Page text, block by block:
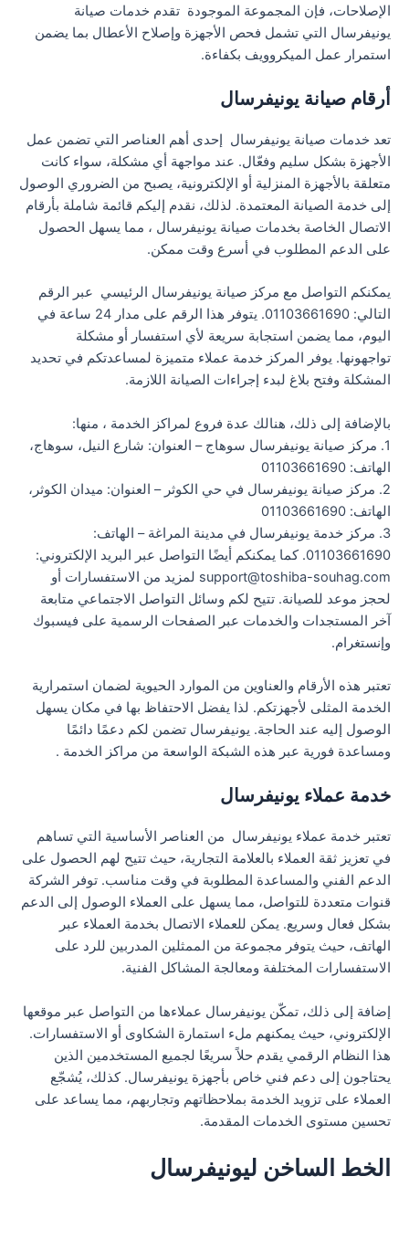
الإصلاحات، فإن المجموعة الموجودة تقدم خدمات صيانة
يونيفرسال التي تشمل فحص الأجهزة وإصلاح الأعطال بما يضمن
استمرار عمل الميكروويف بكفاءة.
أرقام صيانة يونيفرسال
تعد خدمات صيانة يونيفرسال إحدى أهم العناصر التي تضمن عمل
الأجهزة بشكل سليم وفعّال. عند مواجهة أي مشكلة، سواء كانت
متعلقة بالأجهزة المنزلية أو الإلكترونية، يصبح من الضروري الوصول
إلى خدمة الصيانة المعتمدة. لذلك، نقدم إليكم قائمة شاملة بأرقام
الاتصال الخاصة بخدمات صيانة يونيفرسال ، مما يسهل الحصول
على الدعم المطلوب في أسرع وقت ممكن.
يمكنكم التواصل مع مركز صيانة يونيفرسال الرئيسي عبر الرقم
التالي: 01103661690. يتوفر هذا الرقم على مدار 24 ساعة في
اليوم، مما يضمن استجابة سريعة لأي استفسار أو مشكلة
تواجهونها. يوفر المركز خدمة عملاء متميزة لمساعدتكم في تحديد
المشكلة وفتح بلاغ لبدء إجراءات الصيانة اللازمة.
بالإضافة إلى ذلك، هنالك عدة فروع لمراكز الخدمة ، منها:
1. مركز صيانة يونيفرسال سوهاج – العنوان: شارع النيل، سوهاج،
الهاتف: 01103661690
2. مركز صيانة يونيفرسال في حي الكوثر – العنوان: ميدان الكوثر،
الهاتف: 01103661690
3. مركز خدمة يونيفرسال في مدينة المراغة – الهاتف:
01103661690. كما يمكنكم أيضًا التواصل عبر البريد الإلكتروني:
support@toshiba-souhag.com لمزيد من الاستفسارات أو
لحجز موعد للصيانة. تتيح لكم وسائل التواصل الاجتماعي متابعة
آخر المستجدات والخدمات عبر الصفحات الرسمية على فيسبوك
وإنستغرام.
تعتبر هذه الأرقام والعناوين من الموارد الحيوية لضمان استمرارية
الخدمة المثلى لأجهزتكم. لذا يفضل الاحتفاظ بها في مكان يسهل
الوصول إليه عند الحاجة. يونيفرسال تضمن لكم دعمًا دائمًا
ومساعدة فورية عبر هذه الشبكة الواسعة من مراكز الخدمة .
خدمة عملاء يونيفرسال
تعتبر خدمة عملاء يونيفرسال من العناصر الأساسية التي تساهم
في تعزيز ثقة العملاء بالعلامة التجارية، حيث تتيح لهم الحصول على
الدعم الفني والمساعدة المطلوبة في وقت مناسب. توفر الشركة
قنوات متعددة للتواصل، مما يسهل على العملاء الوصول إلى الدعم
بشكل فعال وسريع. يمكن للعملاء الاتصال بخدمة العملاء عبر
الهاتف، حيث يتوفر مجموعة من الممثلين المدربين للرد على
الاستفسارات المختلفة ومعالجة المشاكل الفنية.
إضافة إلى ذلك، تمكّن يونيفرسال عملاءها من التواصل عبر موقعها
الإلكتروني، حيث يمكنهم ملء استمارة الشكاوى أو الاستفسارات.
هذا النظام الرقمي يقدم حلاً سريعًا لجميع المستخدمين الذين
يحتاجون إلى دعم فني خاص بأجهزة يونيفرسال. كذلك، يُشجّع
العملاء على تزويد الخدمة بملاحظاتهم وتجاربهم، مما يساعد على
تحسين مستوى الخدمات المقدمة.
الخط الساخن ليونيفرسال